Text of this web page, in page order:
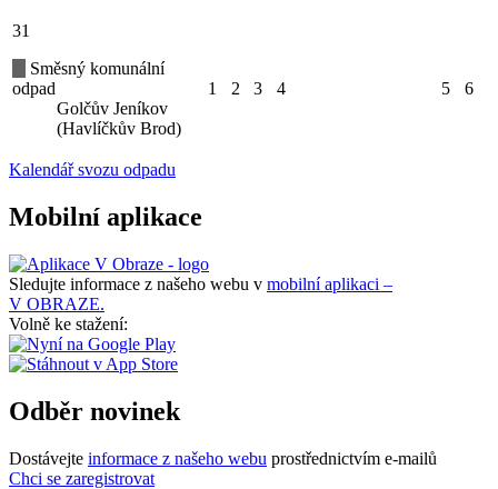
31
Směsný komunální
odpad
Golčův Jeníkov
(Havlíčkův Brod)
1 2 3 4 5 6
Kalendář svozu odpadu
Mobilní aplikace
Sledujte informace z našeho webu v mobilní aplikaci –
V OBRAZE.
Volně ke stažení:
Odběr novinek
Dostávejte informace z našeho webu prostřednictvím e-mailů
Chci se zaregistrovat